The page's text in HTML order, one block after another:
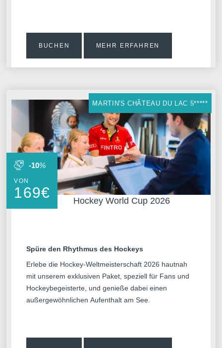
BUCHEN MEHR ERFAHREN
Hockey World Cup 2026
VON
169€
-10%
MARTIN'S CHÂTEAU DU LAC 5*****
Spüre den Rhythmus des Hockeys
Erlebe die Hockey-Weltmeisterschaft 2026 hautnah
mit unserem exklusiven Paket, speziell für Fans und
Hockeybegeisterte, und genieße dabei einen
außergewöhnlichen Aufenthalt am See.